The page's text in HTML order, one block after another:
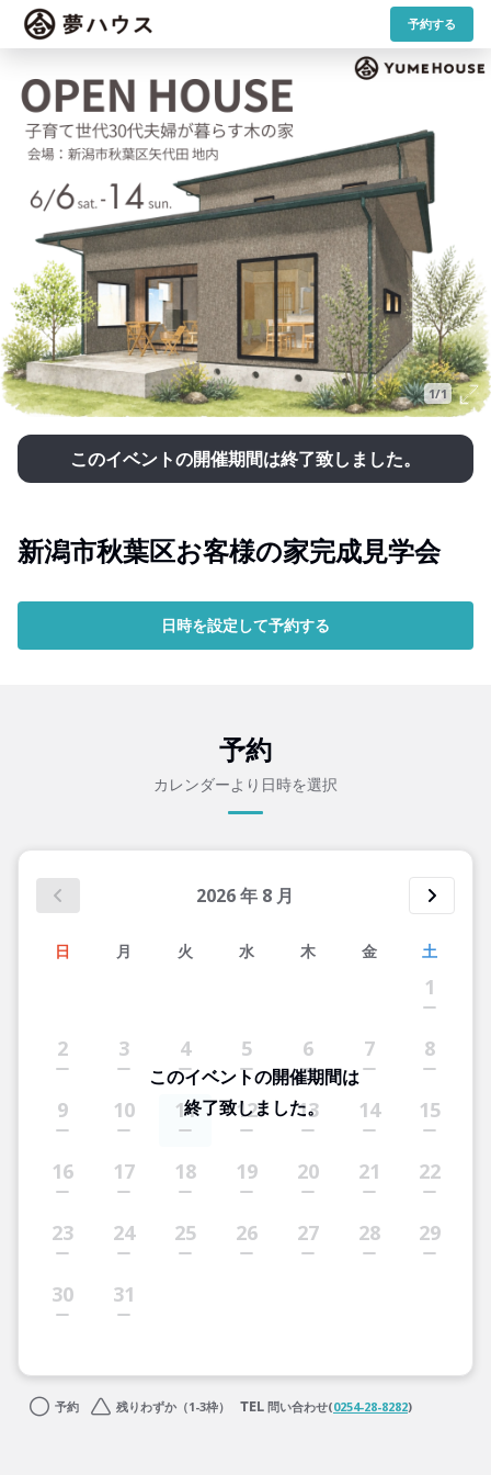
予約する
1/1
このイベントの開催期間は終了致しました。
新潟市秋葉区お客様の家完成見学会
日時を設定して予約する
予約
カレンダーより日時を選択
2026年 8 月
日 月 火 水 木 金 土
1
2 3 4 5 6 7 8
9 10 11 12 13 14 15
16 17 18 19 20 21 22
23 24 25 26 27 28 29
30 31
このイベントの開催期間は
終了致しました。
予約 残りわずか（1-3枠） 問い合わせ(0254-28-8282)